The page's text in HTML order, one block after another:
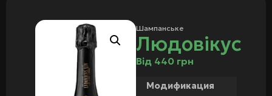
Шампанське
Людовікус
Від 440 грн
Модификация